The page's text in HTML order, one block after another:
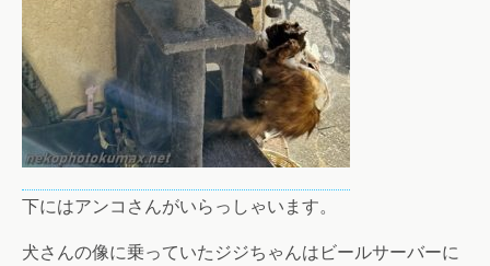
下にはアンコさんがいらっしゃいます。
犬さんの像に乗っていたジジちゃんはビールサーバーに